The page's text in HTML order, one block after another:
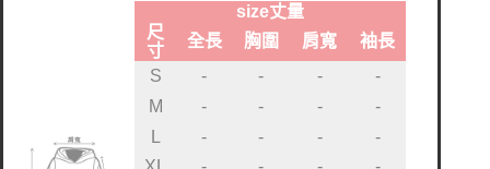
size丈量
尺
寸
全長 胸圍 肩寬
袖長
S
- - -
-
M
- - -
-
L
- - -
-